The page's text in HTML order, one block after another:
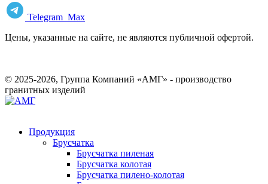
Telegram Max
Цены, указанные на сайте, не являются публичной офертой.
© 2025-2026, Группа Компаний «АМГ» - производство
гранитных изделий
Продукция
Брусчатка
Брусчатка пиленая
Брусчатка колотая
Брусчатка пилено-колотая